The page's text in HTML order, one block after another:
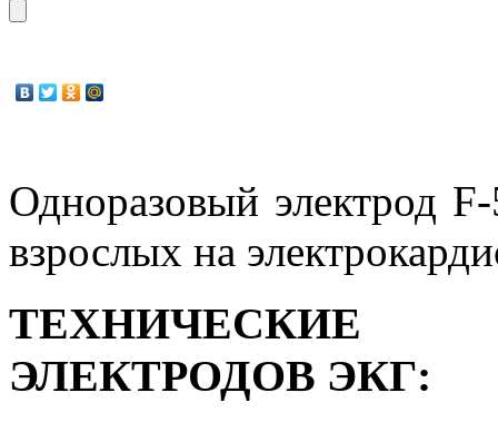
Одноразовый электрод
взрослых на
ТЕХНИЧЕСКИЕ
ЭЛЕКТРОДОВ ЭКГ: